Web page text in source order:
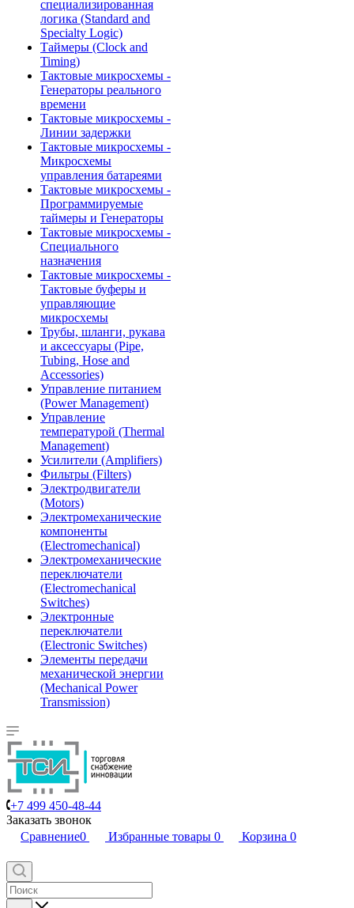
специализированная
логика (Standard and
Specialty Logic)
Таймеры (Clock and
Timing)
Тактовые микросхемы -
Генераторы реального
времени
Тактовые микросхемы -
Линии задержки
Тактовые микросхемы -
Микросхемы
управления батареями
Тактовые микросхемы -
Программируемые
таймеры и Генераторы
Тактовые микросхемы -
Специального
назначения
Тактовые микросхемы -
Тактовые буферы и
управляющие
микросхемы
Трубы, шланги, рукава
и аксессуары (Pipe,
Tubing, Hose and
Accessories)
Управление питанием
(Power Management)
Управление
температурой (Thermal
Management)
Усилители (Amplifiers)
Фильтры (Filters)
Электродвигатели
(Motors)
Электромеханические
компоненты
(Electromechanical)
Электромеханические
переключатели
(Electromechanical
Switches)
Электронные
переключатели
(Electronic Switches)
Элементы передачи
механической энергии
(Mechanical Power
Transmission)
+7 499 450-48-44
Заказать звонок
Сравнение0 Избранные товары 0 Корзина 0